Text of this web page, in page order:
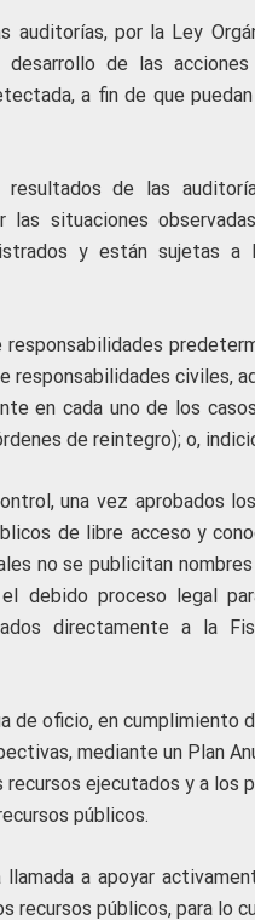
auditorías, por la Ley
de las
a fin de que
de las
las situaciones
y están sujetas a
responsabilidades civiles,
en cada uno de los
de reintegro); o,
una vez aprobados
de libre acceso y
no se publicitan
debido proceso legal
directamente a la
de oficio, en cumplimiento
mediante un Plan
ejecutados y a los
públicos.
llamada a apoyar
recursos públicos, para lo